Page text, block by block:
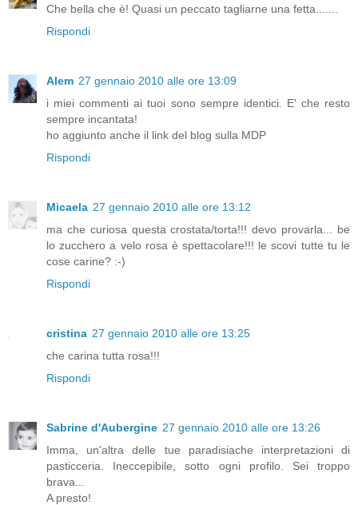
Che bella che è! Quasi un peccato tagliarne una fetta.......
Rispondi
Alem 27 gennaio 2010 alle ore 13:09
i miei commenti ai tuoi sono sempre identici. E' che resto
sempre incantata!
ho aggiunto anche il link del blog sulla MDP
Rispondi
Micaela 27 gennaio 2010 alle ore 13:12
ma che curiosa questa crostata/torta!!! devo provarla... be
lo zucchero a velo rosa è spettacolare!!! le scovi tutte tu le
cose carine? :-)
Rispondi
cristina 27 gennaio 2010 alle ore 13:25
che carina tutta rosa!!!
Rispondi
Sabrine d'Aubergine 27 gennaio 2010 alle ore 13:26
Imma, un'altra delle tue paradisiache interpretazioni di
pasticceria. Ineccepibile, sotto ogni profilo. Sei troppo
brava...
A presto!